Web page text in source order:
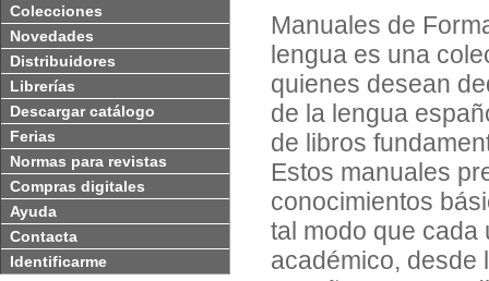
Colecciones
Novedades
Distribuidores
Librerías
Descargar catálogo
Ferias
Normas para revistas
Compras digitales
Ayuda
Contacta
Identificarme
Manuales de
lengua es una
quienes desean
de la lengua
de libros
Estos manuales
conocimientos
tal modo que
académico, desde